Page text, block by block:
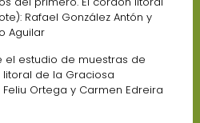
Rafael González Antón y
Aguilar
el estudio de muestras de
de la Graciosa
Ortega y Carmen Edreira